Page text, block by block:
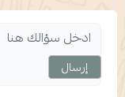
إرسال